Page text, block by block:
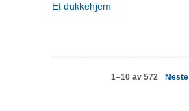
Et dukkehjem
1–10 av 572 Neste